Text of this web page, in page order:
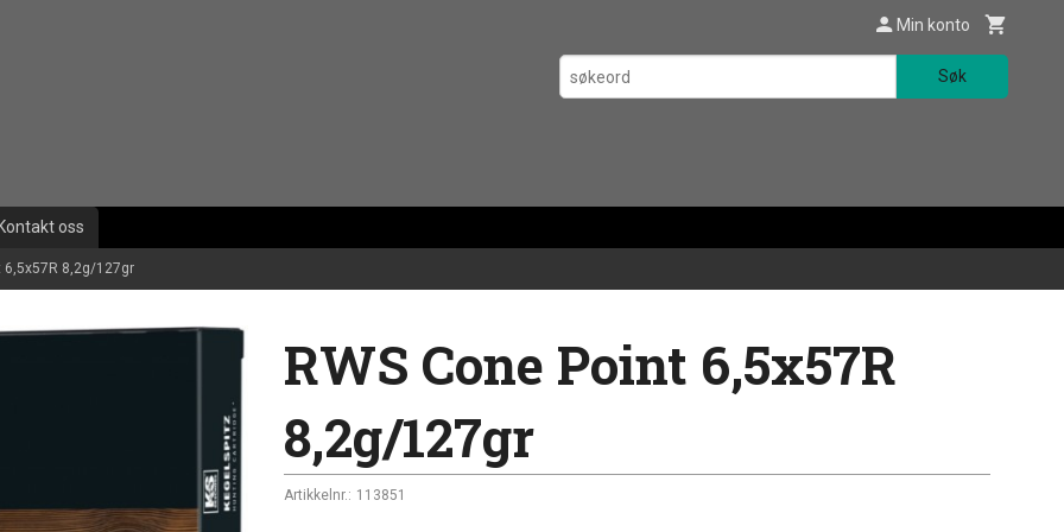
Min konto
Søk
Kontakt oss
6,5x57R 8,2g/127gr
RWS Cone Point 6,5x57R
8,2g/127gr
Artikkelnr.: 113851